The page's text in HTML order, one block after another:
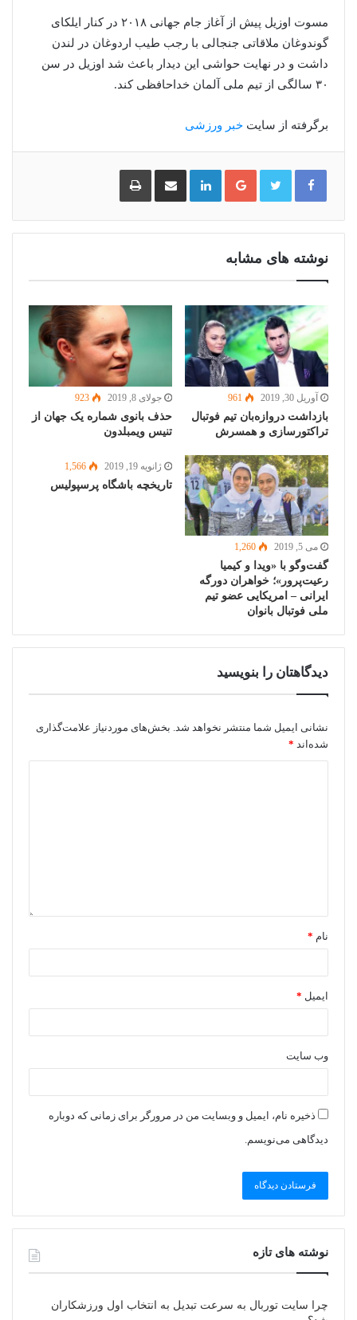
مسوت اوزیل پیش از آغاز جام جهانی ۲۰۱۸ در کنار ایلکای
گوندوغان ملاقاتی جنجالی با رجب طیب اردوغان در لندن
داشت و در نهایت حواشی این دیدار باعث شد اوزیل در سن
۳۰ سالگی از تیم ملی آلمان خداحافظی کند.
برگرفته از سایت خبر ورزشی
گوگل
پلاس
لینکدین اشتراک
گذاری
ایمیل
چاپ
نوشته های مشابه
آوریل 30, 2019 961
بازداشت دروازه‌بان تیم فوتبال
تراکتورسازی و همسرش
جولای 8, 2019 923
حذف بانوی شماره یک جهان از
تنیس ویمبلدون
می 5, 2019 1,260
گفت‌وگو با «ویدا و کیمیا
رعیت‌پرور»؛ خواهران دورگه
ایرانی – امریکایی عضو تیم
ملی فوتبال بانوان
ژانویه 19, 2019 1,566
تاریخچه باشگاه پرسپولیس
دیدگاهتان را بنویسید
نشانی ایمیل شما منتشر نخواهد شد. بخش‌های موردنیاز علامت‌گذاری
شده‌اند *
نام *
ایمیل *
وب‌ سایت
ذخیره نام، ایمیل و وبسایت من در مرورگر برای زمانی که دوباره
دیدگاهی می‌نویسم.
نوشته های تازه
چرا سایت توربال به ‌سرعت تبدیل به انتخاب اول ورزشکاران